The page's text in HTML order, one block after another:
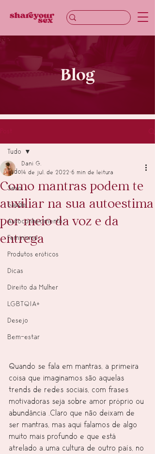
Blog
Tudo
Sexo
Saúde
Autoconhecimento
Feminismo
Produtos eróticos
Dicas
Direito da Mulher
LGBTQIA+
Desejo
Bem-estar
Tudo
Como mantras podem te
auxiliar na sua autoestima
por meio da voz e da
entrega
Dani G.
14 de jul. de 2022 6 min de leitura
Quando se fala em mantras, a primeira
coisa que imaginamos são aquelas
trends de redes sociais, com frases
motivadoras seja sobre amor próprio ou
abundância .Claro que não deixam de
ser mantras, mas aqui falamos de algo
muito mais profundo e que está
atrelado a uma cultura de outro país, no